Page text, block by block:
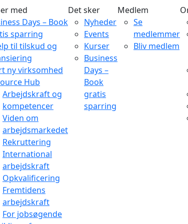
med
Days – Book
sparring
til tilskud og
ny virksomhed
Hub
Arbejdskraft og
kompetencer
Viden om
arbejdsmarkedet
Rekruttering
International
arbejdskraft
Opkvalificering
Fremtidens
arbejdskraft
For jobsøgende
Det sker
Nyheder
Events
Kurser
Business
Days –
Book
gratis
sparring
Medlem
Se
medlemmer
Bliv medlem